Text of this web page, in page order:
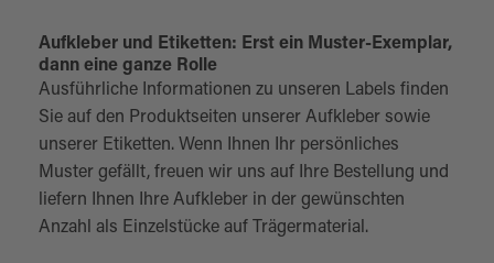
Aufkleber und Etiketten: Erst ein Muster-Exemplar,
dann eine ganze Rolle
Ausführliche Informationen zu unseren Labels finden
Sie auf den Produktseiten unserer Aufkleber sowie
unserer Etiketten. Wenn Ihnen Ihr persönliches
Muster gefällt, freuen wir uns auf Ihre Bestellung und
liefern Ihnen Ihre Aufkleber in der gewünschten
Anzahl als Einzelstücke auf Trägermaterial.